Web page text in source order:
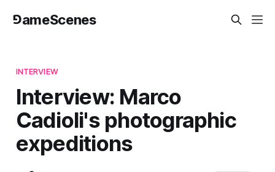
⅁ameScenes
INTERVIEW
Interview: Marco
Cadioli's photographic
expeditions